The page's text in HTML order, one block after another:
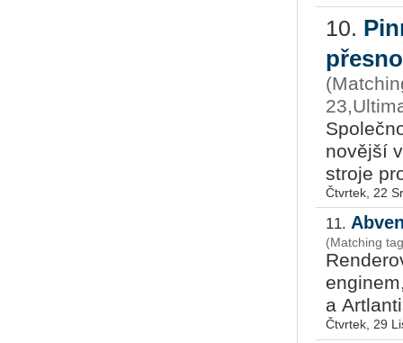
10.
no­věj­ší
stro­je
Čtvrtek, 22
11.
(Matching
a
Čtvrtek, 29